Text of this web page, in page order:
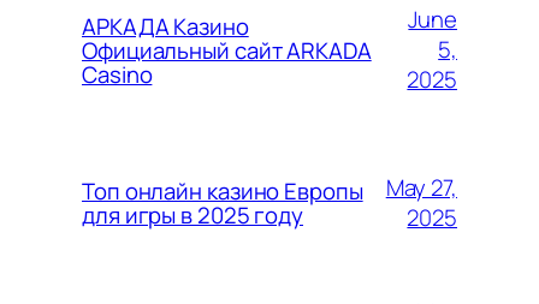
АРКАДА Казино
Официальный сайт ARKADA
Casino
June
5,
2025
Топ онлайн казино Европы
для игры в 2025 году
May 27,
2025